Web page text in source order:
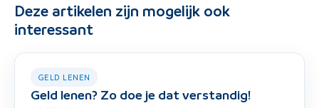
Deze artikelen zijn mogelijk ook
interessant
GELD LENEN
Geld lenen? Zo doe je dat verstandig!